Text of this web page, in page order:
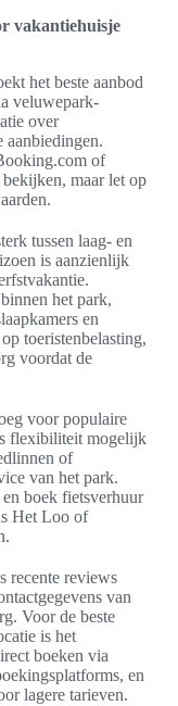
vakantiehuisje
het beste aanbod
veluwepark-
over
aanbiedingen.
of
maar let op
tussen laag- en
is aanzienlijk
het park,
en
toeristenbelasting,
voordat de
voor populaire
flexibiliteit mogelijk
of
van het park.
boek fietsverhuur
Het Loo of
recente reviews
van
Voor de beste
is het
boeken via
en
lagere tarieven.